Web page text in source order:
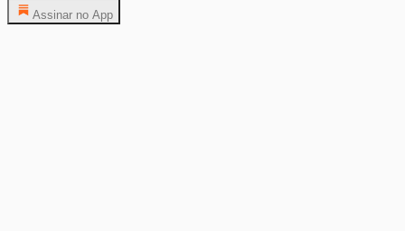
Assinar no App